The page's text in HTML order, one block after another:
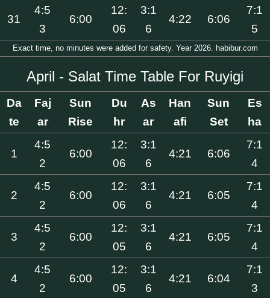
31
4:5
3
6:00
12:
06
3:1
6
4:22 6:06
7:1
5
Exact time, no minutes were added for safety. Year 2026. habibur.com
April - Salat Time Table For Ruyigi
Da
te
Faj
ar
Sun
Rise
Du
hr
As
ar
Han
afi
Sun
Set
Es
ha
1
4:5
2
6:00
12:
06
3:1
6
4:21 6:06
7:1
4
2
4:5
2
6:00
12:
06
3:1
6
4:21 6:05
7:1
4
3
4:5
2
6:00
12:
05
3:1
6
4:21 6:05
7:1
4
4
4:5
2
6:00
12:
05
3:1
6
4:21 6:04
7:1
3